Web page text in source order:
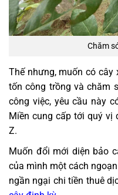
Chăm
Thế nhưng, muốn có cây
tốn công trồng và chăm
công việc, yêu cầu này
Miền cung cấp tới quý vị
Z.
Muốn đổi mới diện bảo
của mình một cách
ngần ngại chi tiền thuê